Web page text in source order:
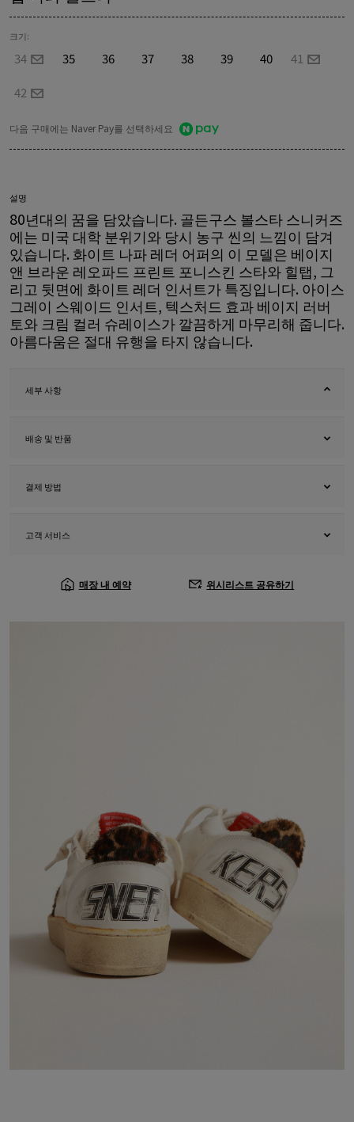
크기:
34 35 36 37 38 39 40 41
42
다음 구매에는 Naver Pay를 선택하세요
설명
80년대의 꿈을 담았습니다. 골든구스 볼스타 스니커즈
에는 미국 대학 분위기와 당시 농구 씬의 느낌이 담겨
있습니다. 화이트 나파 레더 어퍼의 이 모델은 베이지
앤 브라운 레오파드 프린트 포니스킨 스타와 힐탭, 그
리고 뒷면에 화이트 레더 인서트가 특징입니다. 아이스
그레이 스웨이드 인서트, 텍스처드 효과 베이지 러버
토와 크림 컬러 슈레이스가 깔끔하게 마무리해 줍니다.
아름다움은 절대 유행을 타지 않습니다.
세부 사항
배송 및 반품
결제 방법
고객 서비스
매장 내 예약 위시리스트 공유하기